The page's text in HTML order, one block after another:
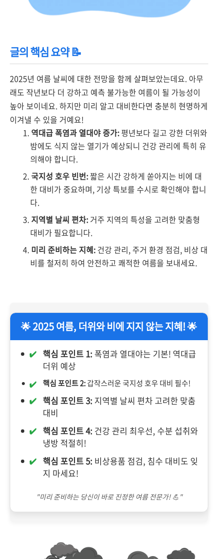
글의 핵심 요약 📝
2025년 여름 날씨에 대한 전망을 함께 살펴보았는데요. 아무
래도 작년보다 더 강하고 예측 불가능한 여름이 될 가능성이
높아 보이네요. 하지만 미리 알고 대비한다면 충분히 현명하게
이겨낼 수 있을 거예요!
역대급 폭염과 열대야 증가: 평년보다 길고 강한 더위와
밤에도 식지 않는 열기가 예상되니 건강 관리에 특히 유
의해야 합니다.
국지성 호우 빈번: 짧은 시간 강하게 쏟아지는 비에 대
한 대비가 중요하며, 기상 특보를 수시로 확인해야 합니
다.
지역별 날씨 편차: 거주 지역의 특성을 고려한 맞춤형
대비가 필요합니다.
미리 준비하는 지혜: 건강 관리, 주거 환경 점검, 비상 대
비를 철저히 하여 안전하고 쾌적한 여름을 보내세요.
🌟 2025 여름, 더위와 비에 지지 않는 지혜! 🌟
핵심 포인트 1: 폭염과 열대야는 기본! 역대급
더위 예상
핵심 포인트 2:갑작스러운 국지성 호우 대비 필수!
핵심 포인트 3: 지역별 날씨 편차 고려한 맞춤
대비
핵심 포인트 4: 건강 관리 최우선, 수분 섭취와
냉방 적절히!
핵심 포인트 5: 비상용품 점검, 침수 대비도 잊
지 마세요!
"미리 준비하는 당신이 바로 진정한 여름 전문가! 💪"